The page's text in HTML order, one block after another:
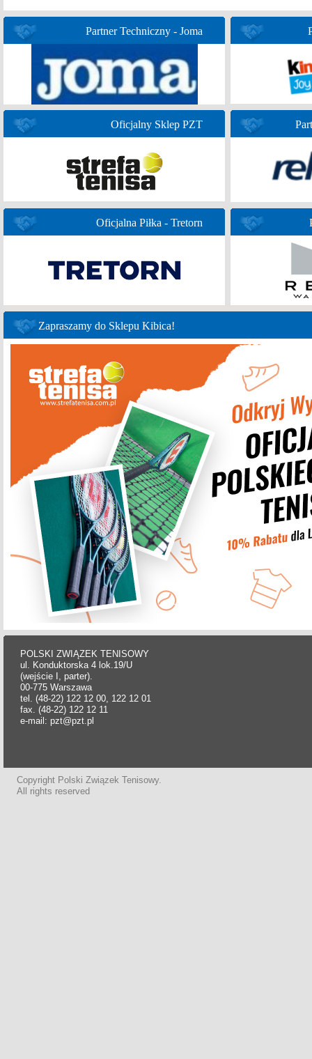
Partner Techniczny - Joma
Oficjalny Sklep PZT
Oficjalna Piłka - Tretorn
Zapraszamy do Sklepu Kibica!
POLSKI ZWIĄZEK TENISOWY
ul. Konduktorska 4 lok.19/U
(wejście I, parter).
00-775 Warszawa
tel. (48-22) 122 12 00, 122 12 01
fax. (48-22) 122 12 11
e-mail: pzt@pzt.pl
Copyright Polski Związek Tenisowy.
All rights reserved